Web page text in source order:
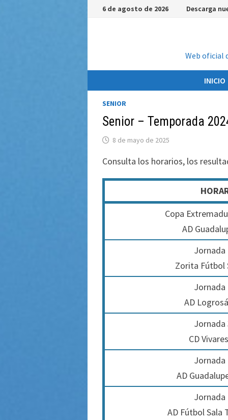
Saltar6 de agosto de 2026 Descarga
Web oficial
INICIO
SENIOR
Senior – Temporada
8 de mayo de 2025
Consulta los horarios, los
Copa
AD
Jornada
Zorita Fútbol
Jornada
AD
Jornada
CD
Jornada
AD
Jornada
AD Fútbol Sala